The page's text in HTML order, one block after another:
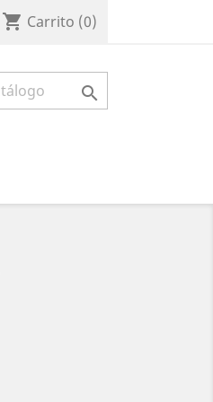
shopping_cart Carrito (0)
